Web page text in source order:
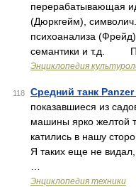
перерабатывающая
(Дюркгейм),
психоанализа
семантики и т.д.
Энциклопедия
118 Средний танк Panzer
показавшиеся из
машины ярко желтой
катились в нашу
Я таких еще не
Энциклопедия техники